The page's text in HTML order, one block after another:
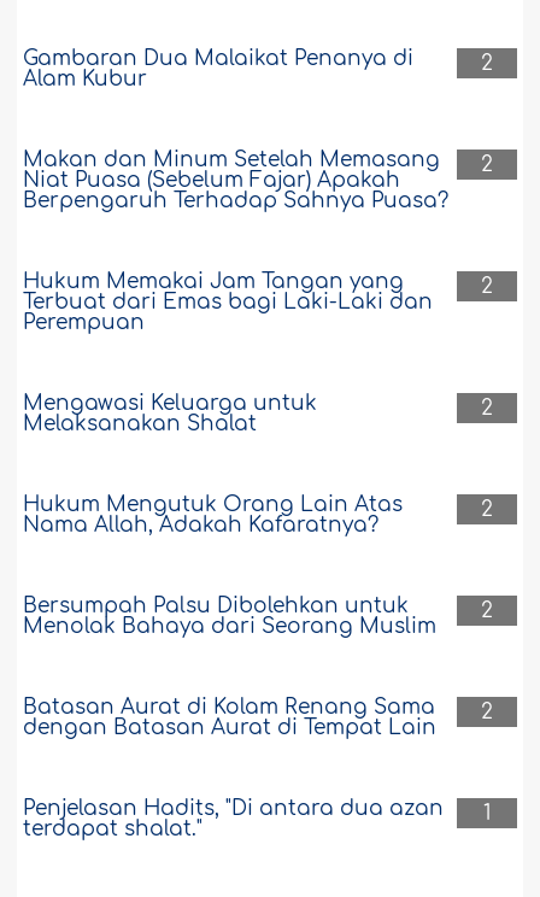
2
Gambaran Dua Malaikat Penanya di
Alam Kubur
2
Makan dan Minum Setelah Memasang
Niat Puasa (Sebelum Fajar) Apakah
Berpengaruh Terhadap Sahnya Puasa?
2
Hukum Memakai Jam Tangan yang
Terbuat dari Emas bagi Laki-Laki dan
Perempuan
2
Mengawasi Keluarga untuk
Melaksanakan Shalat
2
Hukum Mengutuk Orang Lain Atas
Nama Allah, Adakah Kafaratnya?
2
Bersumpah Palsu Dibolehkan untuk
Menolak Bahaya dari Seorang Muslim
2
Batasan Aurat di Kolam Renang Sama
dengan Batasan Aurat di Tempat Lain
1
Penjelasan Hadits, "Di antara dua azan
terdapat shalat."